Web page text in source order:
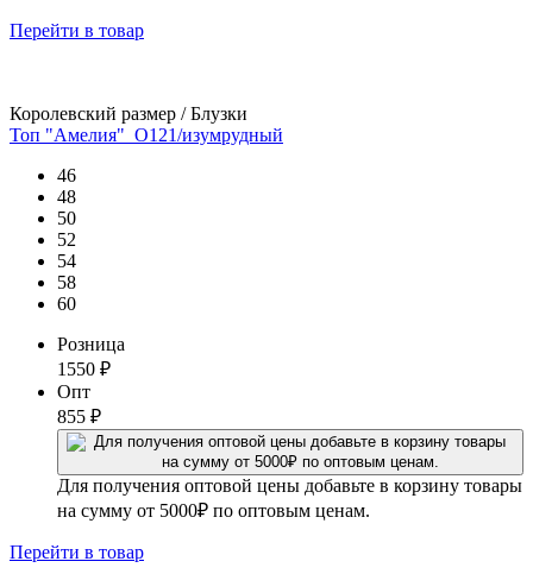
Перейти в товар
Королевский размер / Блузки
Топ "Амелия"_О121/изумрудный
46
48
50
52
54
58
60
Розница
1550 ₽
Опт
855 ₽
Для получения оптовой цены добавьте в корзину товары
на сумму от 5000₽ по оптовым ценам.
Перейти в товар